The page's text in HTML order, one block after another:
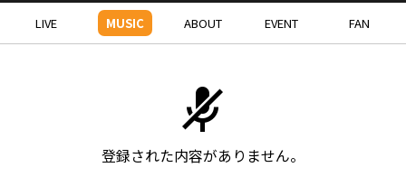
LIVE MUSIC ABOUT EVENT FAN
登録された内容がありません。